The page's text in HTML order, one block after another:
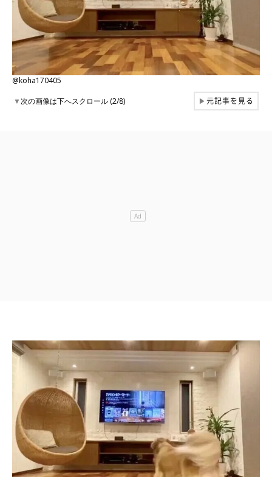
@koha170405
▼次の画像は下へスクロール (2/8) ▶元記事を見る